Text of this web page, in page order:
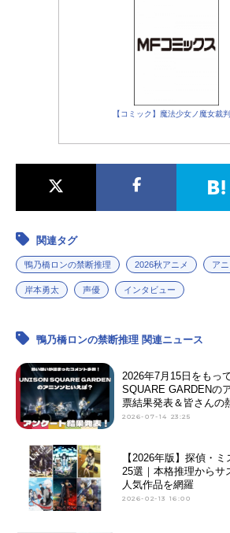
【コミック】魔法少女ノ魔女裁
関連タグ
鴨乃橋ロンの禁断推理 2026秋アニメ アニ
岸本勇太 声優 インタビュー
鴨乃橋ロンの禁断推理 関連ニュース
2026年7月15日をも
SQUARE GARDENの
票結果発表＆皆さんの
2026-07-14 23:25
【2026年版】探偵・
25選｜本格推理からサ
人気作品を網羅
2026-02-13 16:00